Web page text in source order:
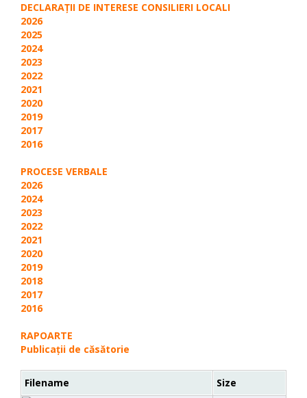
DECLARAŢII DE INTERESE CONSILIERI LOCALI
2026
2025
2024
2023
2022
2021
2020
2019
2017
2016
PROCESE VERBALE
2026
2024
2023
2022
2021
2020
2019
2018
2017
2016
RAPOARTE
Publicații de căsătorie
Filename Size